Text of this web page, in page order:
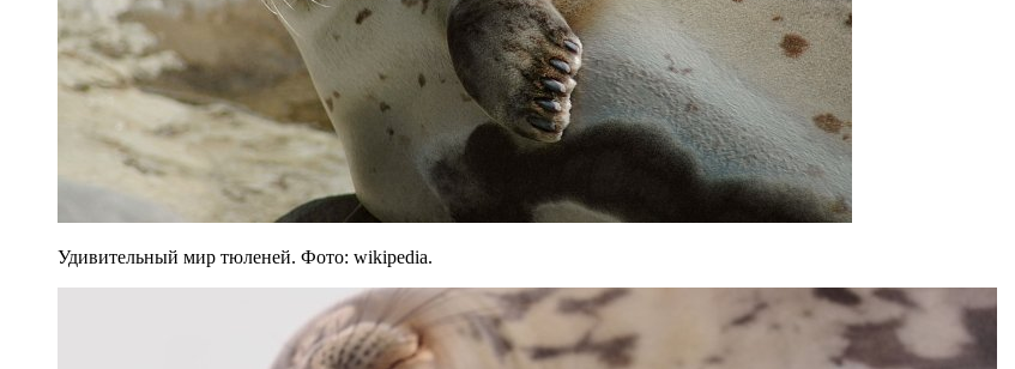
Удивительный мир тюленей. Фото: wikipedia.